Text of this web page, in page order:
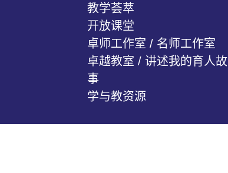
教学荟萃
开放课堂
卓师工作室 / 名师工作室
卓越教室 / 讲述我的育人故
事
学与教资源